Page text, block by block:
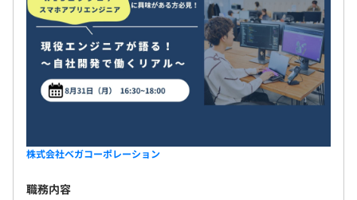
株式会社ベガコーポレーション
職務内容